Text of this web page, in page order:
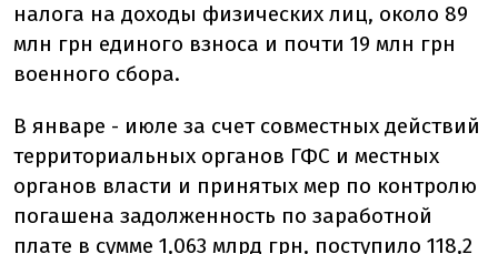
налога на доходы физических лиц, около 89
млн грн единого взноса и почти 19 млн грн
военного сбора.
В январе - июле за счет совместных действий
территориальных органов ГФС и местных
органов власти и принятых мер по контролю
погашена задолженность по заработной
плате в сумме 1,063 млрд грн, поступило 118,2